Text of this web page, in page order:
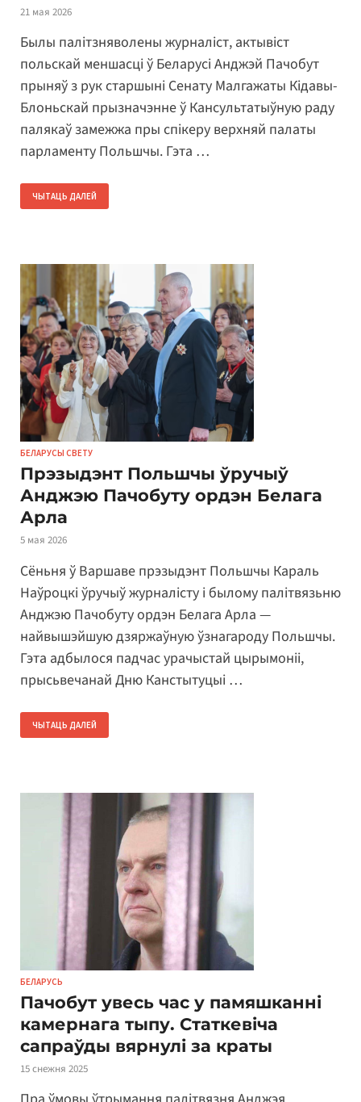
21 мая 2026
Былы палітзняволены журналіст, актывіст
польскай меншасці ў Беларусі Анджэй Пачобут
прыняў з рук старшыні Сенату Малгажаты Кідавы-
Блоньскай прызначэнне ў Кансультатыўную раду
палякаў замежжа пры спікеру верхняй палаты
парламенту Польшчы. Гэта …
ЧЫТАЦЬ ДАЛЕЙ
БЕЛАРУСЫ СВЕТУ
Прэзыдэнт Польшчы ўручыў
Анджэю Пачобуту ордэн Белага
Арла
5 мая 2026
Сёньня ў Варшаве прэзыдэнт Польшчы Караль
Наўроцкі ўручыў журналісту і былому палітвязьню
Анджэю Пачобуту ордэн Белага Арла —
найвышэйшую дзяржаўную ўзнагароду Польшчы.
Гэта адбылося падчас урачыстай цырымоніі,
прысьвечанай Дню Канстытуцыі …
ЧЫТАЦЬ ДАЛЕЙ
БЕЛАРУСЬ
Пачобут увесь час у памяшканні
камернага тыпу. Статкевіча
сапраўды вярнулі за краты
15 снежня 2025